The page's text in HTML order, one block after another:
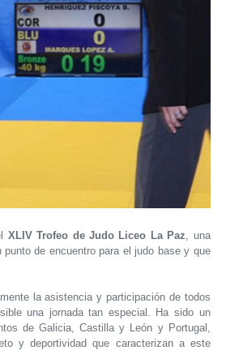
XLIV Trofeo de Judo Liceo La Paz, una
de encuentro para el judo base y que
la asistencia y participación de todos
una jornada tan especial. Ha sido un
de Galicia, Castilla y León y Portugal,
y deportividad que caracterizan a este